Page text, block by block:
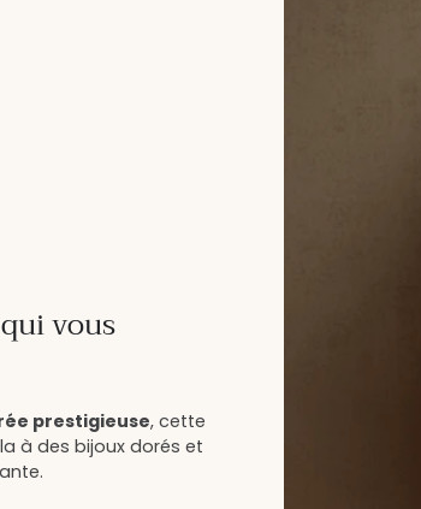
vous
prestigieuse, cette
à des bijoux dorés et